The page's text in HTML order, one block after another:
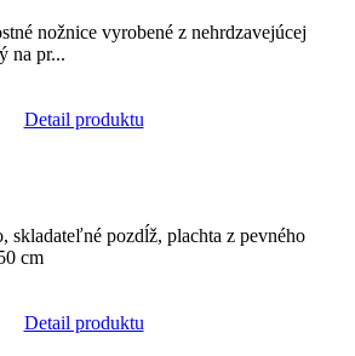
nožnice vyrobené z nehrdzavejúcej
na pr...
Detail produktu
skladateľné pozdĺž, plachta z pevného
cm
Detail produktu